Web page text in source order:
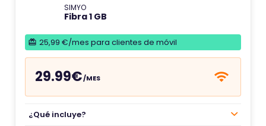
SIMYO
Fibra 1 GB
25,99 €/mes para clientes de móvil
29.99€/MES
¿Qué incluye?